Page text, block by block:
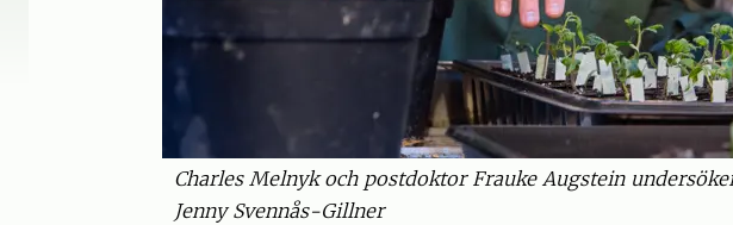
Charles Melnyk och postdoktor Frauke Augstein
Jenny Svennås-Gillner